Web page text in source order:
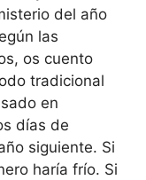
del año
las
os cuento
tradicional
en
días de
siguiente. Si
haría frío. Si